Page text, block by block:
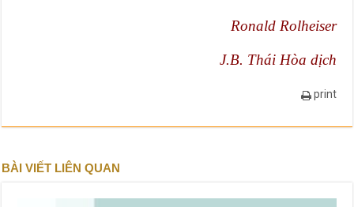
Ronald Rolheiser
J.B. Thái Hòa dịch
print
BÀI VIẾT LIÊN QUAN